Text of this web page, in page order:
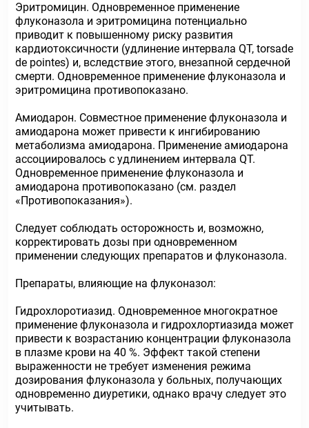
Эритромицин. Одновременное применение
флуконазола и эритромицина потенциально
приводит к повышенному риску развития
кардиотоксичности (удлинение интервала QT, torsade
de pointes) и, вследствие этого, внезапной сердечной
смерти. Одновременное применение флуконазола и
эритромицина противопоказано.
Амиодарон. Совместное применение флуконазола и
амиодарона может привести к ингибированию
метаболизма амиодарона. Применение амиодарона
ассоциировалось с удлинением интервала QT.
Одновременное применение флуконазола и
амиодарона противопоказано (см. раздел
«Противопоказания»).
Следует соблюдать осторожность и, возможно,
корректировать дозы при одновременном
применении следующих препаратов и флуконазола.
Препараты, влияющие на флуконазол:
Гидрохлоротиазид. Одновременное многократное
применение флуконазола и гидрохлортиазида может
привести к возрастанию концентрации флуконазола
в плазме крови на 40 %. Эффект такой степени
выраженности не требует изменения режима
дозирования флуконазола у больных, получающих
одновременно диуретики, однако врачу следует это
учитывать.